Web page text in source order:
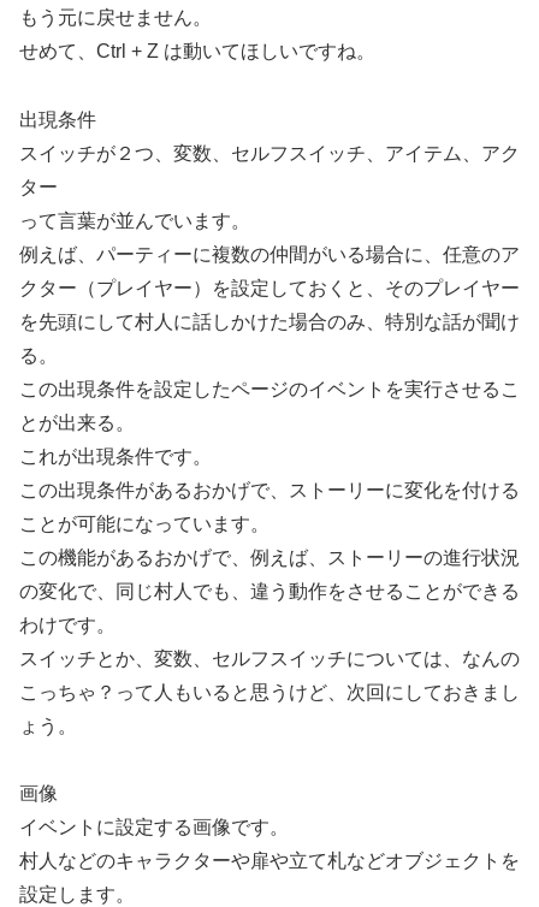
もう元に戻せません。
せめて、Ctrl + Z は動いてほしいですね。
出現条件
スイッチが２つ、変数、セルフスイッチ、アイテム、アク
ター
って言葉が並んでいます。
例えば、パーティーに複数の仲間がいる場合に、任意のア
クター（プレイヤー）を設定しておくと、そのプレイヤー
を先頭にして村人に話しかけた場合のみ、特別な話が聞け
る。
この出現条件を設定したページのイベントを実行させるこ
とが出来る。
これが出現条件です。
この出現条件があるおかげで、ストーリーに変化を付ける
ことが可能になっています。
この機能があるおかげで、例えば、ストーリーの進行状況
の変化で、同じ村人でも、違う動作をさせることができる
わけです。
スイッチとか、変数、セルフスイッチについては、なんの
こっちゃ？って人もいると思うけど、次回にしておきまし
ょう。
画像
イベントに設定する画像です。
村人などのキャラクターや扉や立て札などオブジェクトを
設定します。